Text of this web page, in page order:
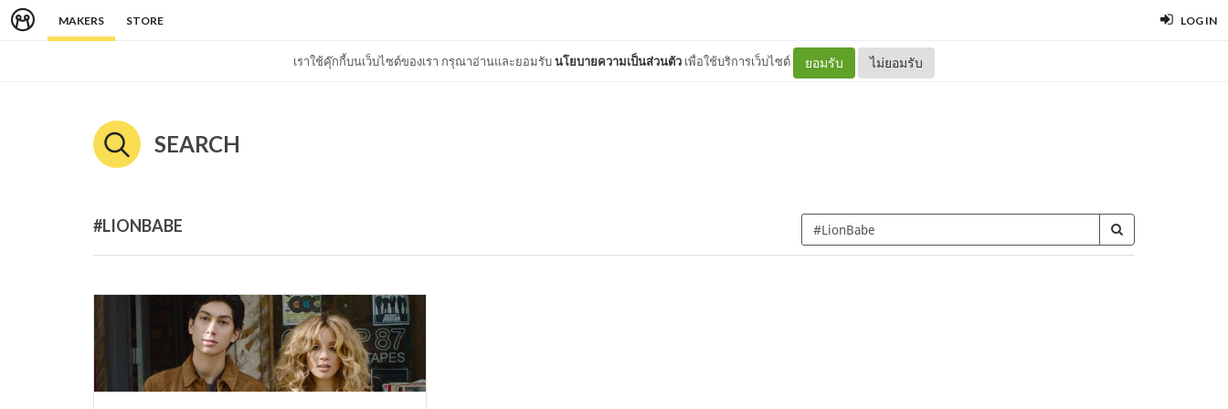
MAKERS STORE LOG IN
เราใช้คุ๊กกี้บนเว็บไซต์ของเรา กรุณาอ่านและยอมรับนโยบายความเป็นส่วนตัว เพื่อใช้บริการเว็บไซต์ ยอมรับ ไม่ยอมรับ
SEARCH
#LIONBABE